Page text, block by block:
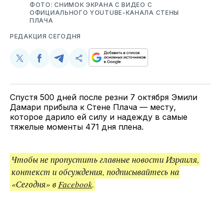
ФОТО: СНИМОК ЭКРАНА С ВИДЕО С
ОФИЦИАЛЬНОГО YOUTUBE-КАНАЛА СТЕНЫ
ПЛАЧА
РЕДАКЦИЯ СЕГОДНЯ
Поделиться
Twitter
Поделиться
Facebook
Поделиться
Telegram
Скопируйте
поделитесь
Спустя 500 дней после резни 7 октября Эмили
Дамари прибыла к Стене Плача — месту,
которое дарило ей силу и надежду в самые
тяжелые моменты 471 дня плена.
Чтобы не пропустить главные новости Израиля,
контекст и обсуждения, подписывайтесь на
«Сегодня» вFacebook.